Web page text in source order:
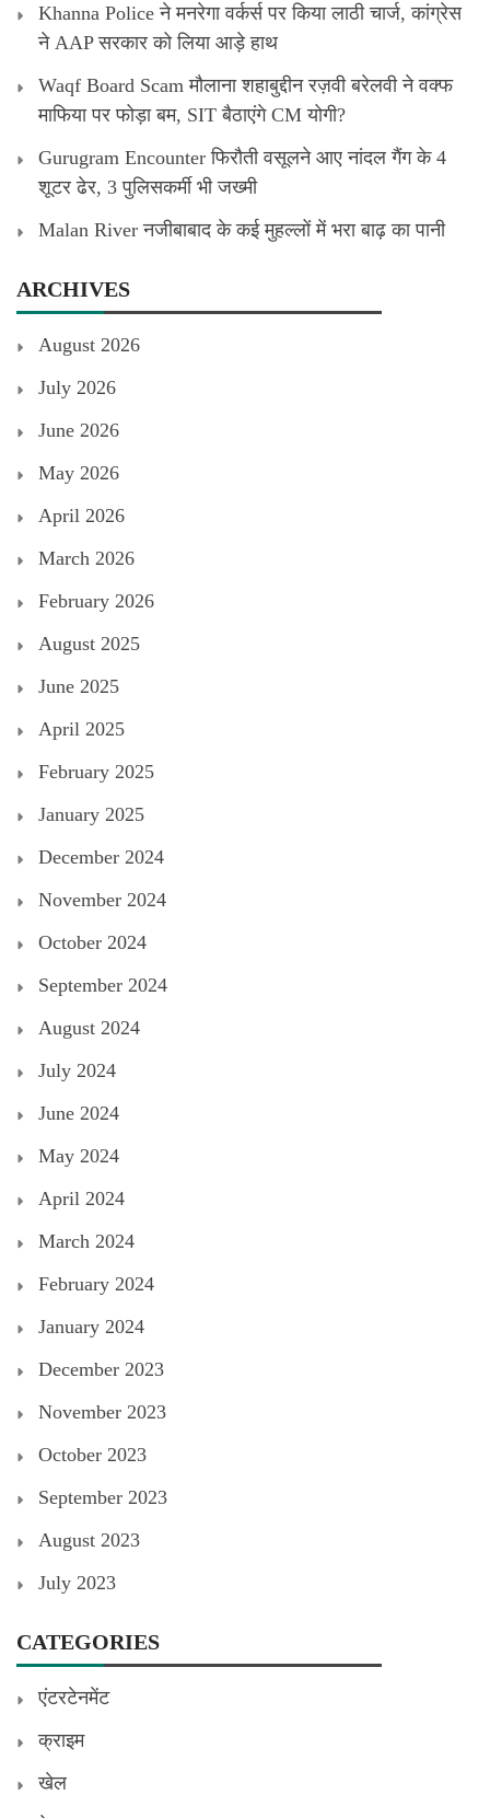
Khanna Police ने मनरेगा वर्कर्स पर किया लाठी चार्ज, कांग्रेस
ने AAP सरकार को लिया आड़े हाथ
Waqf Board Scam मौलाना शहाबुद्दीन रज़वी बरेलवी ने वक्फ
माफिया पर फोड़ा बम, SIT बैठाएंगे CM योगी?
Gurugram Encounter फिरौती वसूलने आए नांदल गैंग के 4
शूटर ढेर, 3 पुलिसकर्मी भी जख्मी
Malan River नजीबाबाद के कई मुहल्लों में भरा बाढ़ का पानी
ARCHIVES
August 2026
July 2026
June 2026
May 2026
April 2026
March 2026
February 2026
August 2025
June 2025
April 2025
February 2025
January 2025
December 2024
November 2024
October 2024
September 2024
August 2024
July 2024
June 2024
May 2024
April 2024
March 2024
February 2024
January 2024
December 2023
November 2023
October 2023
September 2023
August 2023
July 2023
CATEGORIES
एंटरटेनमेंट
क्राइम
खेल